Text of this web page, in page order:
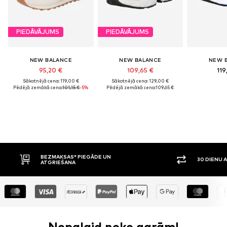
PIEDĀVĀJUMS
NEW BALANCE
95,20 €
Sākotnējā cena: 119,00 €
Pēdējā zemākā cena:101,15 €-5%
PIEDĀVĀJUMS
NEW BALANCE
109,65 €
Sākotnējā cena: 129,00 €
Pēdējā zemākā cena:109,65 €
NEW
BEZMAKSAS* PIEGĀDE UN
ATGRIEŠANA
30 DIENU